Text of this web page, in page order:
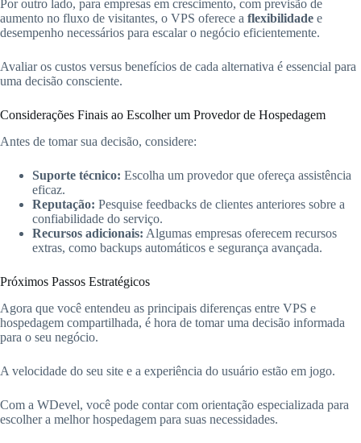
Por outro lado, para empresas em crescimento, com previsão de
aumento no fluxo de visitantes, o VPS oferece a flexibilidade e
desempenho necessários para escalar o negócio eficientemente.
Avaliar os custos versus benefícios de cada alternativa é essencial para
uma decisão consciente.
Considerações Finais ao Escolher um Provedor de Hospedagem
Antes de tomar sua decisão, considere:
Suporte técnico: Escolha um provedor que ofereça assistência
eficaz.
Reputação: Pesquise feedbacks de clientes anteriores sobre a
confiabilidade do serviço.
Recursos adicionais: Algumas empresas oferecem recursos
extras, como backups automáticos e segurança avançada.
Próximos Passos Estratégicos
Agora que você entendeu as principais diferenças entre VPS e
hospedagem compartilhada, é hora de tomar uma decisão informada
para o seu negócio.
A velocidade do seu site e a experiência do usuário estão em jogo.
Com a WDevel, você pode contar com orientação especializada para
escolher a melhor hospedagem para suas necessidades.